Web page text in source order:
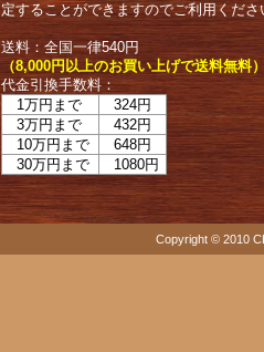
定することができますのでご利用くださ
送料：全国一律540円
（8,000円以上のお買い上げで送料無料
代金引換手数料：
1万円まで
324円
3万円まで
432円
10万円まで
648円
30万円まで
1080円
Copyright © 2010